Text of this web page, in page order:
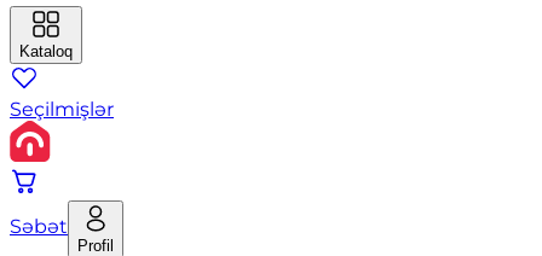
Kataloq
Seçilmişlər
Səbət
Profil